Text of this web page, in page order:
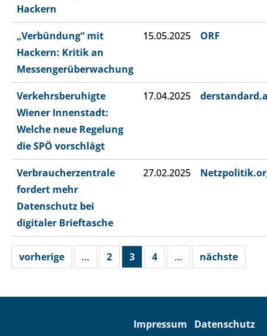
Hackern
„Verbündung“ mit
Hackern: Kritik an
Messengerüberwachung
15.05.2025 ORF
Verkehrsberuhigte
Wiener Innenstadt:
Welche neue Regelung
die SPÖ vorschlägt
17.04.2025
Verbraucherzentrale
fordert mehr
Datenschutz bei
digitaler Brieftasche
27.02.2025
vorherige … 2 3 4 … nächste
Impressum Datenschutz